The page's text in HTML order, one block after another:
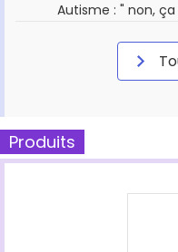
Autisme : " non,
Produits